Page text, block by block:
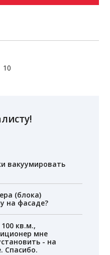
вакуумировать
(блока)
на фасаде?
кв.м.,
мне
- на
Спасибо.